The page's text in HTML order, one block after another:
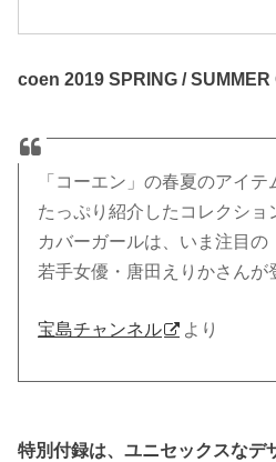
coen 2019 SPRING /
「コーエン」の春夏のアイテ
たっぷり紹介したコレクショ
カバーガールは、いま注目の
若手女優・唐田えりかさんが
宝島チャンネル より
特別付録は、ユニセックスなデ